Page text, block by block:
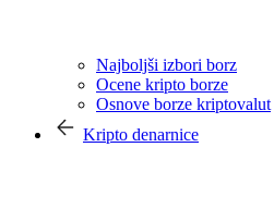
Najboljši izbori borz
Ocene kripto borze
Osnove borze kriptovalut
Kripto denarnice